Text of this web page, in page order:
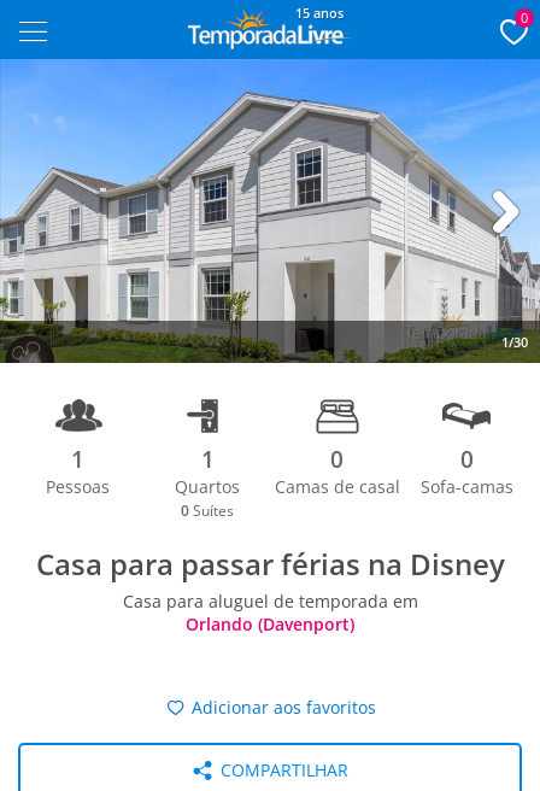
15 anos 0
1/30
Next
1
Pessoas
1
Quartos
0 Suítes
0
Camas de casal
0
Sofa-camas
Casa para passar férias na Disney
Casa para aluguel de temporada em
Orlando (Davenport)
Adicionar aos favoritos
COMPARTILHAR